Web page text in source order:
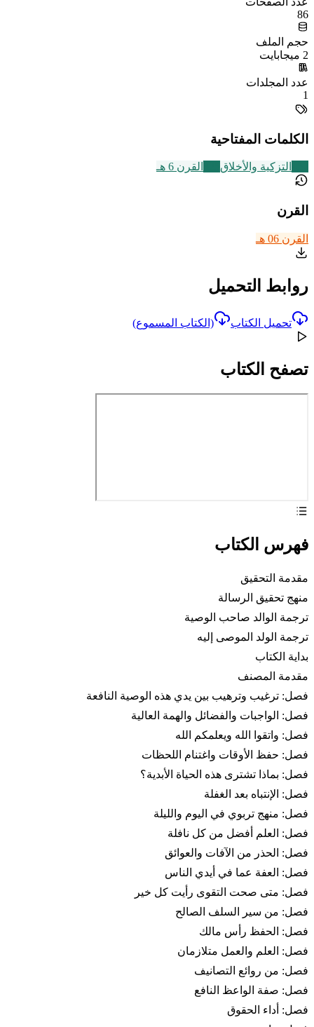
86
حجم الملف
2 ميجابايت
عدد المجلدات
1
الكلمات المفتاحية
التزكية والأخلاق القرن 6 هـ
القرن
القرن 06 هـ
روابط التحميل
تحميل الكتاب (الكتاب المسموع)
تصفح الكتاب
فهرس الكتاب
مقدمة التحقيق
منهج تحقيق الرسالة
ترجمة الوالد صاحب الوصية
ترجمة الولد الموصى إليه
بداية الكتاب
مقدمة المصنف
فصل: ترغيب وترهيب بين يدي هذه الوصية النافعة
فصل: الواجبات والفضائل والهمة العالية
فصل: واتقوا الله ويعلمكم الله
فصل: حفظ الأوقات واغتنام اللحظات
فصل: بماذا تشترى هذه الحياة الأبدية؟
فصل: الإنتباه بعد الغفلة
فصل: منهج تربوي في اليوم والليلة
فصل: العلم أفضل من كل نافلة
فصل: الحذر من الآفات والعوائق
فصل: العفة عما في أيدي الناس
فصل: متى صحت التقوى رأيت كل خير
فصل: من سير السلف الصالح
فصل: الحفظ رأس مالك
فصل: العلم والعمل متلازمان
فصل: من روائع التصانيف
فصل: صفة الواعظ النافع
فصل: أداء الحقوق